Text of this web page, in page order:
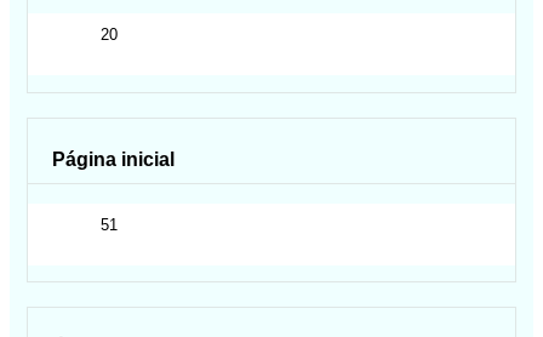
20
Página inicial
51